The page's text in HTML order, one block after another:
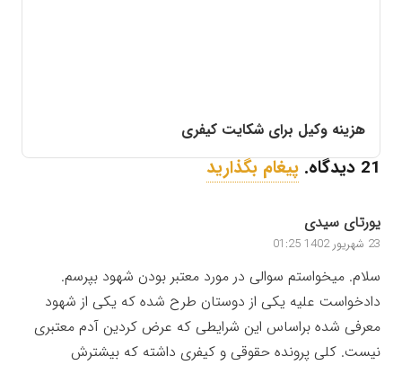
هزینه وکیل برای شکایت کیفری
21 دیدگاه. پیغام بگذارید
یورتای سیدی
23 شهریور 1402 01:25
سلام. میخواستم سوالی در مورد معتبر بودن شهود بپرسم.
دادخواست علیه یکی از دوستان طرح شده که یکی از شهود
معرفی شده براساس این شرایطی که عرض کردین آدم معتبری
نیست. کلی پرونده حقوقی و کیفری داشته که بیشترش